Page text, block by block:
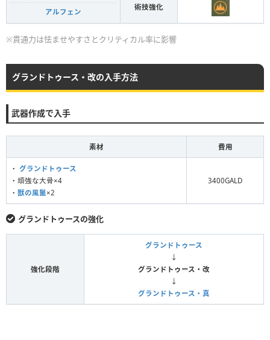
アルフェン
術技強化
※貫通力は怯ませやすさとクリティカル率に影響
グランドトゥース・改の入手方法
武器作成で入手
素材 費用
・ グランドトゥース
・頑強な大骨×4
・ 獣の風鬣×2
3400GALD
グランドトゥースの強化
強化段階
グランドトゥース
↓
グランドトゥース・改
↓
グランドトゥース・真